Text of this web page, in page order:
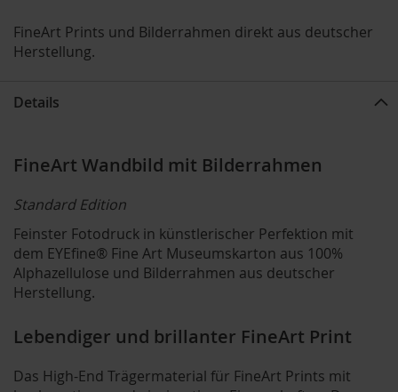
FineArt Prints und Bilderrahmen direkt aus deutscher
Herstellung.
Details
FineArt Wandbild mit Bilderrahmen
Standard Edition
Feinster Fotodruck in künstlerischer Perfektion mit
dem EYEfine® Fine Art Museumskarton aus 100%
Alphazellulose und Bilderrahmen aus deutscher
Herstellung.
Lebendiger und brillanter FineArt Print
Das High-End Trägermaterial für FineArt Prints mit